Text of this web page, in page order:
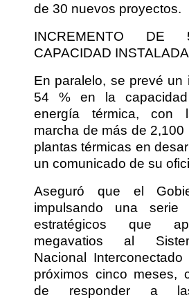
de 30 nuevos proyectos.
INCREMENTO
CAPACIDAD INSTALADA
En paralelo, se prevé un
54 % en la
energía térmica, con
marcha de más de 2,100
plantas térmicas en
un comunicado de su
Aseguró que el
impulsando una serie
estratégicos que
megavatios al
Nacional
próximos cinco meses,
de responder a